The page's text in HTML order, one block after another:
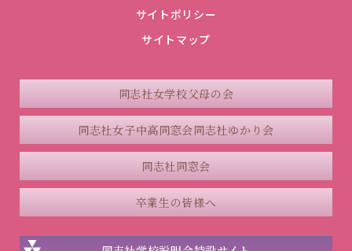
サイトポリシー
サイトマップ
同志社女学校父母の会
同志社女子中高同窓会同志社ゆかり会
同志社同窓会
卒業生の皆様へ